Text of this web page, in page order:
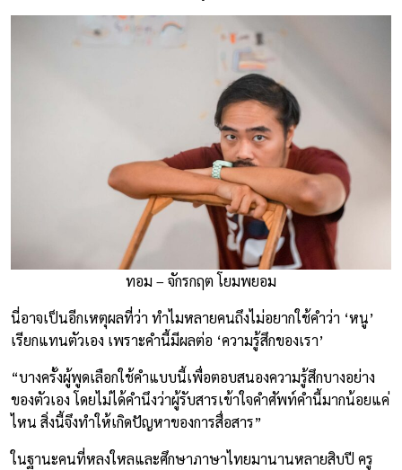
ทอม – จักรกฤต โยมพยอม
นี่อาจเป็นอีกเหตุผลที่ว่า ทำไมหลายคนถึงไม่อยากใช้คำว่า ‘หนู’
เรียกแทนตัวเอง เพราะคำนี้มีผลต่อ ‘ความรู้สึกของเรา’
“บางครั้งผู้พูดเลือกใช้คำแบบนี้เพื่อตอบสนองความรู้สึกบางอย่าง
ของตัวเอง โดยไม่ได้คำนึงว่าผู้รับสารเข้าใจคำศัพท์คำนี้มากน้อยแค่
ไหน สิ่งนี้จึงทำให้เกิดปัญหาของการสื่อสาร”
ในฐานะคนที่หลงใหลและศึกษาภาษาไทยมานานหลายสิบปี ครู